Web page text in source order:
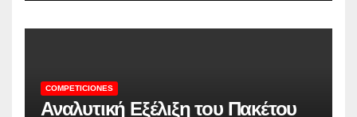
COMPETICIONES
Αναλυτική Εξέλιξη του Πακέτου